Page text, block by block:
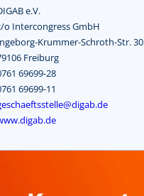
e.V.
o Intercongress GmbH
Krummer-Schroth-Str. 30
Freiburg
69699-28
69699-11